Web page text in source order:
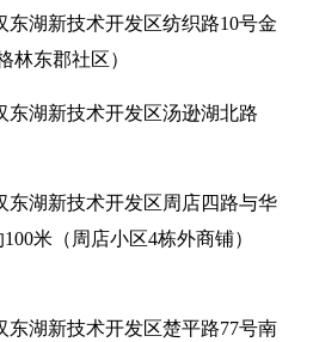
东湖新技术开发区纺织路10号金
林东郡社区）
东湖新技术开发区汤逊湖北路
东湖新技术开发区周店四路与华
米（周店小区4栋外商铺）
东湖新技术开发区楚平路77号南